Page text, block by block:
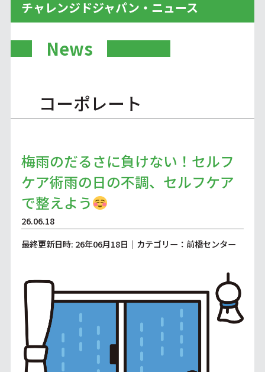
チャレンジドジャパン・ニュース
News
コーポレート
梅雨のだるさに負けない！セルフ
ケア術雨の日の不調、セルフケア
で整えよう
26.06.18
最終更新日時: 26年06月18日｜カテゴリー：前橋センター